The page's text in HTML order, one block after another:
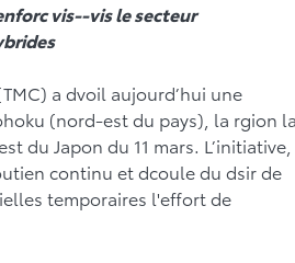
vis--vis le secteur
a dvoil aujourd’hui une
(nord-est du pays), la rgion la
du Japon du 11 mars. L’initiative,
continu et dcoule du dsir de
temporaires l'effort de